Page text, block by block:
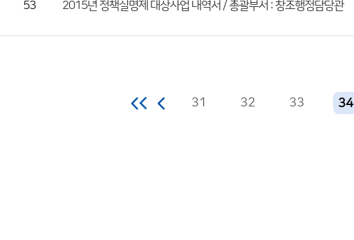
53 2015년 정책실명제 대상사업 내역서 / 총괄부서 : 창조행정담당관
31 32 33 34